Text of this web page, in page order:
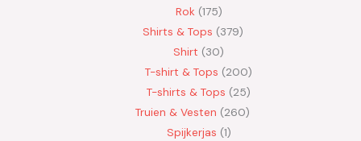
Rok 175
Shirts & Tops 379
Shirt
30
T-shirt & Tops
200
T-shirts & Tops
25
Truien & Vesten
260
Spijkerjas 1